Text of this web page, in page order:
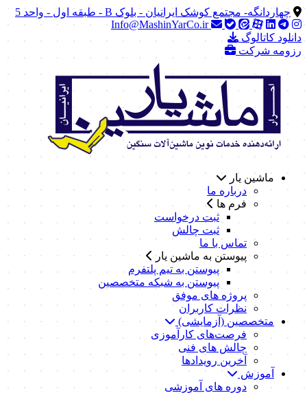
چهاردانگه- مجتمع کوشک ایرانیان - بلوک B - طبقه اول - واحد 5
Info@MashinYarCo.ir
دانلود کاتالوگ
رزومه شرکت
ماشین یار
درباره ما
فرم ها
ثبت درخواست
ثبت چالش
تماس با ما
پیوستن به ماشین یار
پیوستن به تیم پلتفرم
پیوستن به شبکه متخصصین
پروژه های موفق
نظرات کاربران
متخصصین (آزمایشی)
فرصت‌های کارآموزی
چالش های فنی
آخرین رویدادها
آموزش
دوره های آموزشی